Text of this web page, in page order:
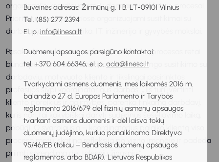
Buveinės adresas: Žirmūnų g. 1 B, LT-09101 Vilnius
Tel. (85) 277 2394
El. p. info@linesa.lt
Duomenų apsaugos pareigūno kontaktai:
tel. +370 604 66346, el. p. ada@linesa.lt
Tvarkydami asmens duomenis, mes laikomės 2016 m.
balandžio 27 d. Europos Parlamento ir Tarybos
reglamento 2016/679 dėl fizinių asmenų apsaugos
tvarkant asmens duomenis ir dėl laisvo tokių
duomenų judėjimo, kuriuo panaikinama Direktyva
95/46/EB (toliau – Bendrasis duomenų apsaugos
reglamentas, arba BDAR), Lietuvos Respublikos
organizacija koordinuojami ir derinami veiklinimo procesai.
Prioritetinės sritys, kuriose organizuojami susitikimai su
darbdaviais – energetika, IT, inžinerija ir gyvybės mokslai.
Pasak I. Nomeikienės, profesinio veiklinimo procesas retai
būna spontaniškas – dažniausiai už sėkmingo susitikimo su
darbdaviu, motyvuoto kliento ir tikslingai pasirinktos
profesijos slypi koordinatoriaus darbas: „Jis turi įvertinti
kliento poreikius ir galimybes, parenka tinkamą darbdavį,
kuris nori tai kokybiškai daryti suderinus šešėliavimo laiką,
pobūdį. O svarbiausia – koordinatorius palaiko klientą viso
proceso metu, skatina refleksiją po vizito įmonėje ir padeda
priimti sprendimą dėl tolesnių žingsnių.“